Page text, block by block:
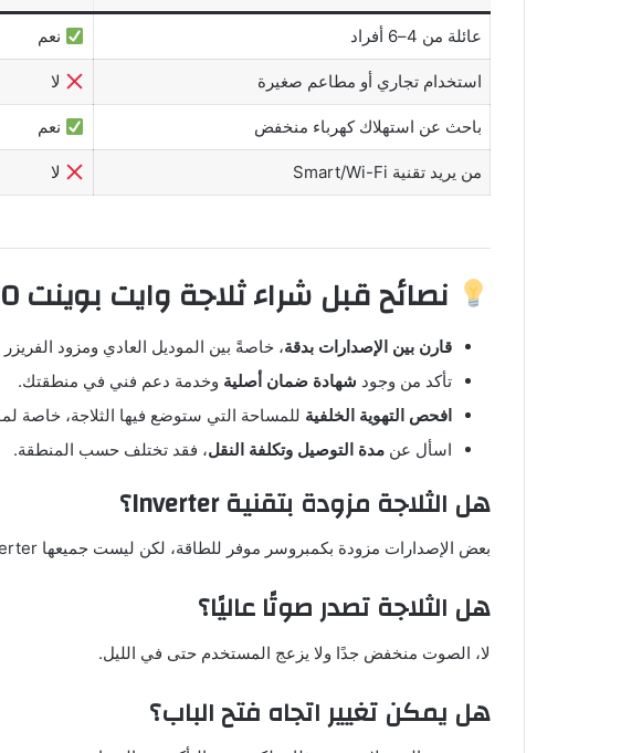
عائلة من 4–6 أفراد نعم
استخدام تجاري أو مطاعم صغيرة لا
باحث عن استهلاك كهرباء منخفض نعم
من يريد تقنية Smart/Wi-Fi لا
نصائح قبل شراء ثلاجة وايت بوينت 20 قدم
قارن بين الإصدارات بدقة، خاصةً بين الموديل العادي ومزود
تأكد من وجود شهادة ضمان أصلية وخدمة دعم فني في منطقتك.
افحص التهوية الخلفية للمساحة التي ستوضع فيها الثلاجة، خاصة
اسأل عن مدة التوصيل وتكلفة النقل، فقد تختلف حسب المنطقة.
هل الثلاجة مزودة بتقنية Inverter؟
بعض الإصدارات مزودة بكمبروسر موفر للطاقة، لكن ليست جميعها Inverter بالكامل.
هل الثلاجة تصدر صوتًا عاليًا؟
لا، الصوت منخفض جدًا ولا يزعج المستخدم حتى في الليل.
هل يمكن تغيير اتجاه فتح الباب؟